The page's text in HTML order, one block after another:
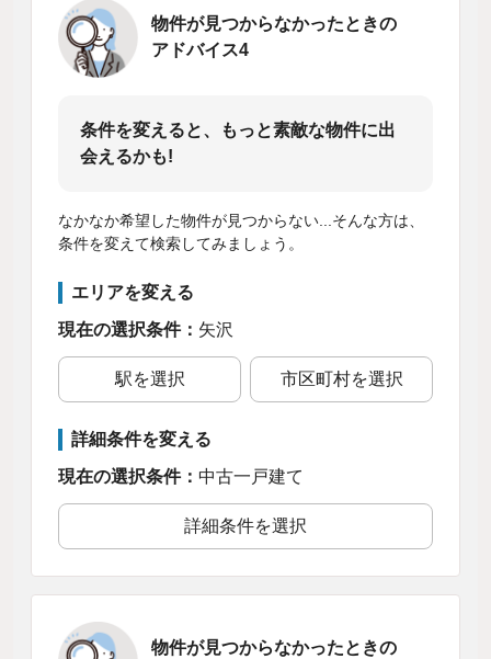
物件が見つからなかったときの
アドバイス4
条件を変えると、もっと素敵な物件に出
会えるかも!
なかなか希望した物件が見つからない...そんな方は、
条件を変えて検索してみましょう。
エリアを変える
現在の選択条件： 矢沢
駅を選択 市区町村を選択
詳細条件を変える
現在の選択条件： 中古一戸建て
詳細条件を選択
物件が見つからなかったときの